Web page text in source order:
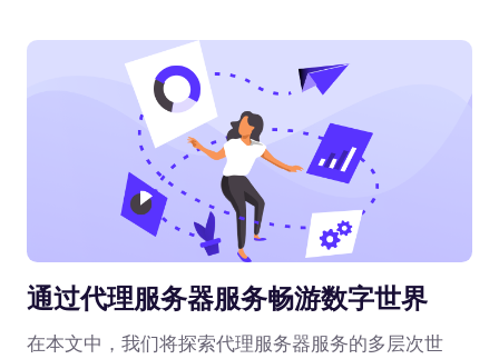
通过代理服务器服务畅游数字世界
在本文中，我们将探索代理服务器服务的多层次世